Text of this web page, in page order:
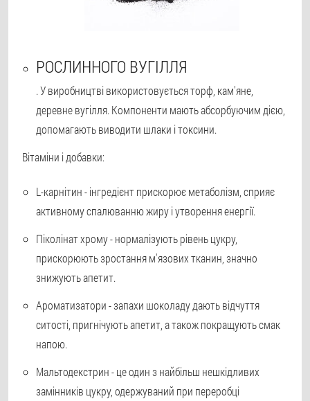
РОСЛИННОГО ВУГІЛЛЯ
. У виробництві використовується торф, кам'яне,
деревне вугілля. Компоненти мають абсорбуючим дією,
допомагають виводити шлаки і токсини.
Вітаміни і добавки:
L-карнітин- інгредієнт прискорює метаболізм, сприяє
активному спалюванню жиру і утворення енергії.
Піколінат хрому- нормалізують рівень цукру,
прискорюють зростання м'язових тканин, значно
знижують апетит.
Ароматизатори- запахи шоколаду дають відчуття
ситості, пригнічують апетит, а також покращують смак
напою.
Мальтодекстрин- це один з найбільш нешкідливих
замінників цукру, одержуваний при переробці